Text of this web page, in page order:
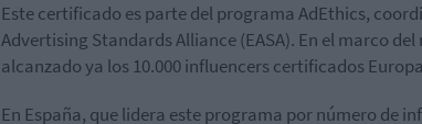
Este certificado es parte del programa AdEthics,
Advertising Standards Alliance (EASA). En el marco del
alcanzado ya los 10.000 influencers certificados
En España, que lidera este programa por número de